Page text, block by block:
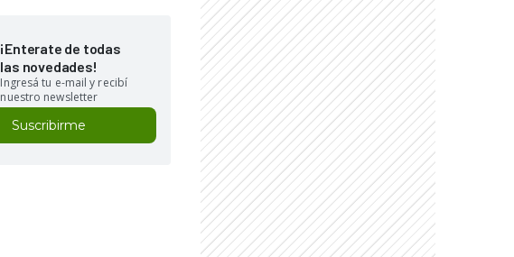
¡Enterate de todas
las novedades!
Ingresá tu e-mail y recibí
nuestro newsletter
Suscribirme